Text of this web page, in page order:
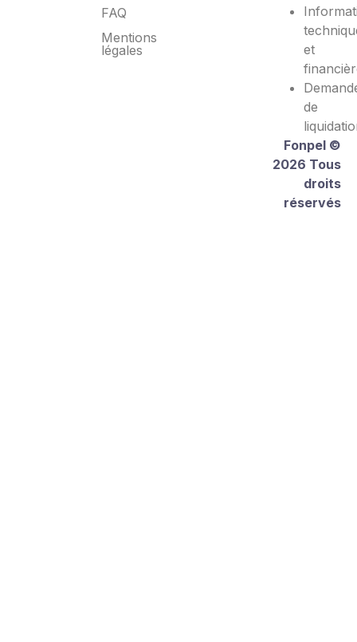
FAQ
Mentions
légales
et
de
Fonpel ©
2026 Tous
droits
réservés